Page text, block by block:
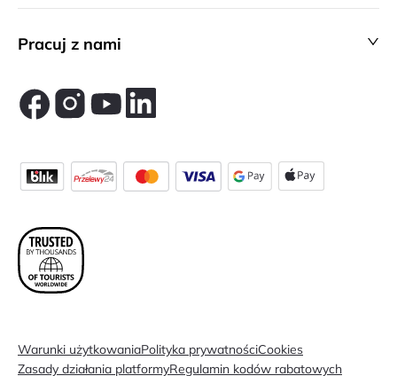
Pracuj z nami
Warunki użytkowaniaPolityka prywatnościCookies
Zasady działania platformyRegulamin kodów rabatowych